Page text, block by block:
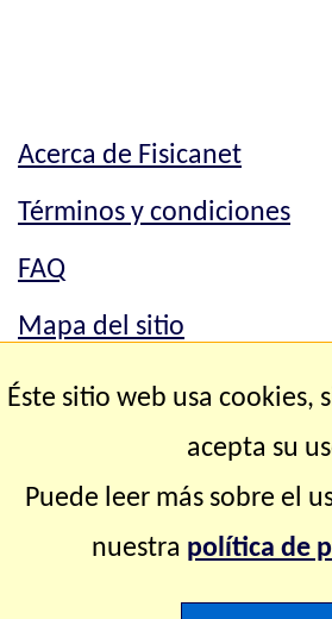
Acerca de Fisicanet
Términos y condiciones
FAQ
Mapa del sitio
Mapa del sitio
Copyright © 2.000-2.028
Éste sitio web usa cookies,
acepta su
Puede leer más sobre el
nuestra política de